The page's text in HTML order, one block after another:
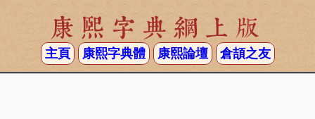
康熙字典網上版
主頁 康熙字典體 康熙論壇 倉頡之友